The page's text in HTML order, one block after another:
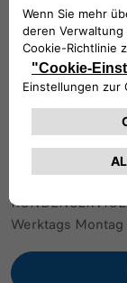
Folge uns
BRAUCHEN SIE HILFE?
Werktags
Werktags